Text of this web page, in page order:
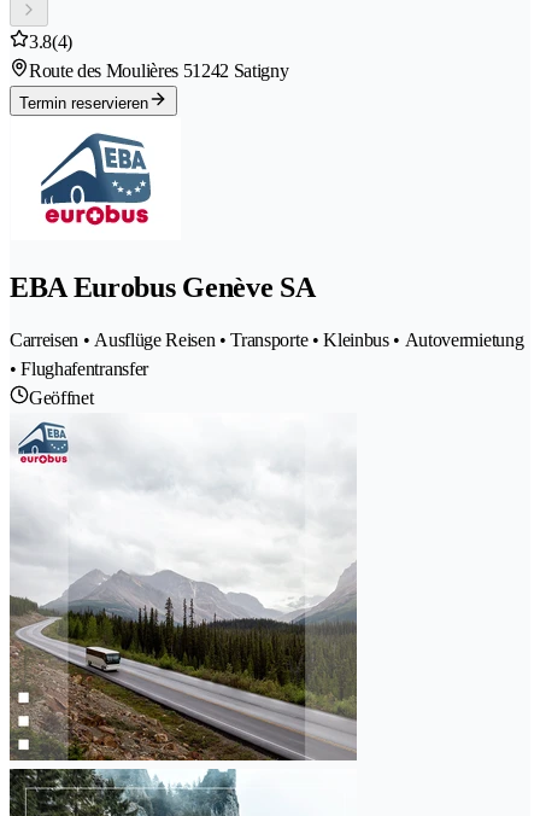
3.8(4)
Route des Moulières 51242 Satigny
Termin reservieren
EBA Eurobus Genève SA
Carreisen • Ausflüge Reisen • Transporte • Kleinbus • Autovermietung
• Flughafentransfer
Geöffnet